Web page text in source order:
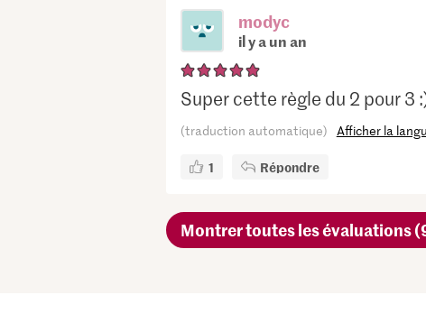
modyc
il y a un an
Super cette règle du 2 pour 3
(traduction automatique) Afficher la
1 Répondre
Montrer toutes les évaluations